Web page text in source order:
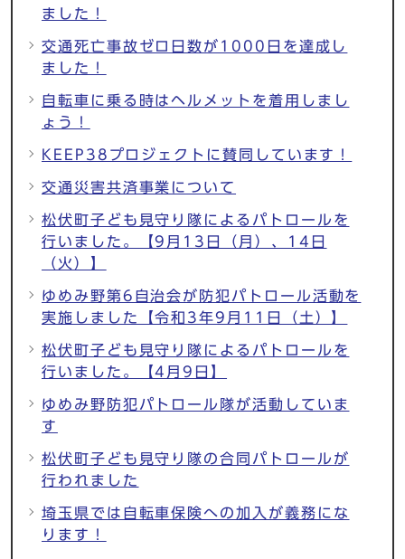
ました！
交通死亡事故ゼロ日数が1000日を達成し
ました！
自転車に乗る時はヘルメットを着用しまし
ょう！
KEEP38プロジェクトに賛同しています！
交通災害共済事業について
松伏町子ども見守り隊によるパトロールを
行いました。【9月13日（月）、14日
（火）】
ゆめみ野第6自治会が防犯パトロール活動を
実施しました【令和3年9月11日（土）】
松伏町子ども見守り隊によるパトロールを
行いました。【4月9日】
ゆめみ野防犯パトロール隊が活動していま
す
松伏町子ども見守り隊の合同パトロールが
行われました
埼玉県では自転車保険への加入が義務にな
ります！